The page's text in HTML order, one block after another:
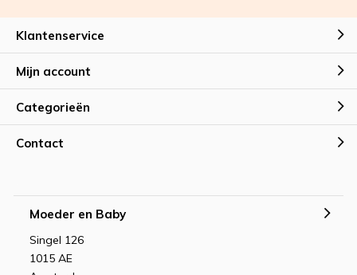
Klantenservice
Mijn account
Categorieën
Contact
Moeder en Baby
Singel 126
1015 AE